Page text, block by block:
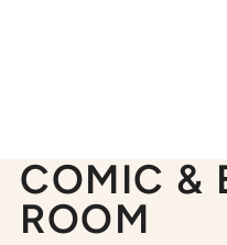
COMIC &
ROOM